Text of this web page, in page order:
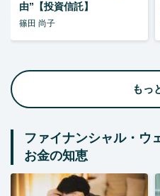
由”【投資信託】
篠田 尚子
もっ
ファイナンシャル・ウ
お金の知恵